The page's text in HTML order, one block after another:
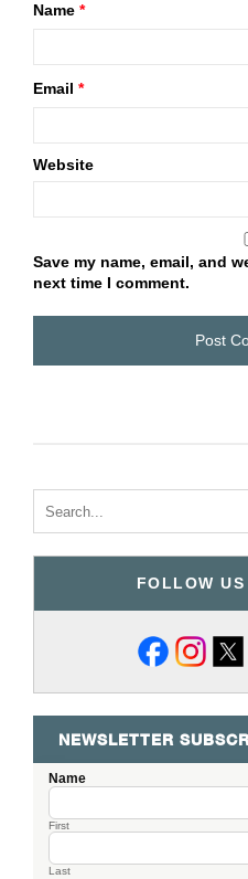
Name *
Email *
Website
Save my name, email, and
next time I comment.
FOLLOW
NEWSLETTER
Name
First
Last